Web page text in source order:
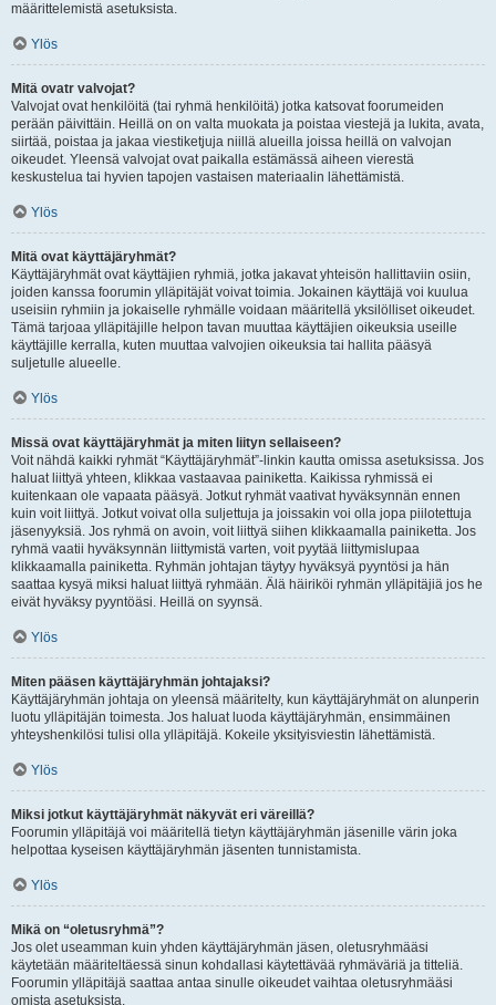
määrittelemistä asetuksista.
Ylös
Mitä ovatr valvojat?
Valvojat ovat henkilöitä (tai ryhmä henkilöitä) jotka katsovat foorumeiden
perään päivittäin. Heillä on on valta muokata ja poistaa viestejä ja lukita, avata,
siirtää, poistaa ja jakaa viestiketjuja niillä alueilla joissa heillä on valvojan
oikeudet. Yleensä valvojat ovat paikalla estämässä aiheen vierestä
keskustelua tai hyvien tapojen vastaisen materiaalin lähettämistä.
Ylös
Mitä ovat käyttäjäryhmät?
Käyttäjäryhmät ovat käyttäjien ryhmiä, jotka jakavat yhteisön hallittaviin osiin,
joiden kanssa foorumin ylläpitäjät voivat toimia. Jokainen käyttäjä voi kuulua
useisiin ryhmiin ja jokaiselle ryhmälle voidaan määritellä yksilölliset oikeudet.
Tämä tarjoaa ylläpitäjille helpon tavan muuttaa käyttäjien oikeuksia useille
käyttäjille kerralla, kuten muuttaa valvojien oikeuksia tai hallita pääsyä
suljetulle alueelle.
Ylös
Missä ovat käyttäjäryhmät ja miten liityn sellaiseen?
Voit nähdä kaikki ryhmät “Käyttäjäryhmät”-linkin kautta omissa asetuksissa. Jos
haluat liittyä yhteen, klikkaa vastaavaa painiketta. Kaikissa ryhmissä ei
kuitenkaan ole vapaata pääsyä. Jotkut ryhmät vaativat hyväksynnän ennen
kuin voit liittyä. Jotkut voivat olla suljettuja ja joissakin voi olla jopa piilotettuja
jäsenyyksiä. Jos ryhmä on avoin, voit liittyä siihen klikkaamalla painiketta. Jos
ryhmä vaatii hyväksynnän liittymistä varten, voit pyytää liittymislupaa
klikkaamalla painiketta. Ryhmän johtajan täytyy hyväksyä pyyntösi ja hän
saattaa kysyä miksi haluat liittyä ryhmään. Älä häiriköi ryhmän ylläpitäjiä jos he
eivät hyväksy pyyntöäsi. Heillä on syynsä.
Ylös
Miten pääsen käyttäjäryhmän johtajaksi?
Käyttäjäryhmän johtaja on yleensä määritelty, kun käyttäjäryhmät on alunperin
luotu ylläpitäjän toimesta. Jos haluat luoda käyttäjäryhmän, ensimmäinen
yhteyshenkilösi tulisi olla ylläpitäjä. Kokeile yksityisviestin lähettämistä.
Ylös
Miksi jotkut käyttäjäryhmät näkyvät eri väreillä?
Foorumin ylläpitäjä voi määritellä tietyn käyttäjäryhmän jäsenille värin joka
helpottaa kyseisen käyttäjäryhmän jäsenten tunnistamista.
Ylös
Mikä on “oletusryhmä”?
Jos olet useamman kuin yhden käyttäjäryhmän jäsen, oletusryhmääsi
käytetään määriteltäessä sinun kohdallasi käytettävää ryhmäväriä ja titteliä.
Foorumin ylläpitäjä saattaa antaa sinulle oikeudet vaihtaa oletusryhmääsi
omista asetuksista.